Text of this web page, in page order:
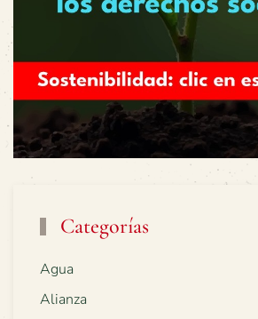
Categorías
Agua
Alianza